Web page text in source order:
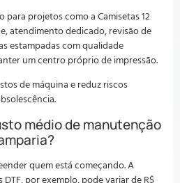
projetos como a Camisetas 12
atendimento dedicado, revisão de
estampadas com qualidade
um centro próprio de impressão.
de máquina e reduz riscos
médio de manutenção
quem está começando. A